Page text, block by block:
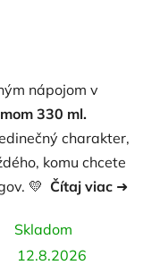
nápojom v
330 ml.
charakter,
komu chcete
💛 Čítaj viac ➜
Skladom
12.8.2026